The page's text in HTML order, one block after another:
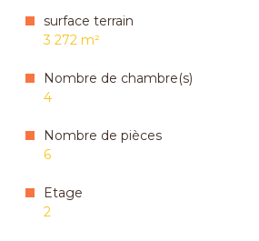
surface terrain
3 272 m²
Nombre de chambre(s)
4
Nombre de pièces
6
Etage
2